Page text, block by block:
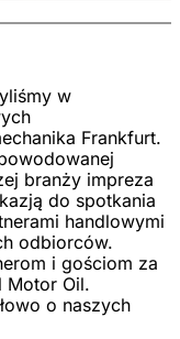
w
Frankfurt.
branży impreza
do spotkania
handlowymi
odbiorców.
i gościom za
Motor Oil.
o naszych